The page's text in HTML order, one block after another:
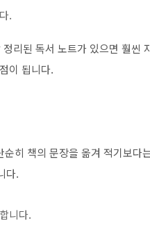
.
리된 독서 노트가 있으면 훨씬
이 됩니다.
히 책의 문장을 옮겨 적기보다
다.
니다.